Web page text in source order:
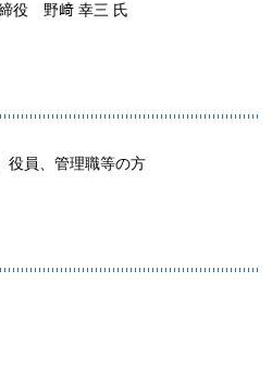
役 野﨑 幸三 氏
役員、管理職等の方